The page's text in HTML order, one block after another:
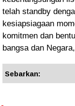
telah standby
kesiapsiagaan
komitmen dan
bangsa dan
Sebarkan: